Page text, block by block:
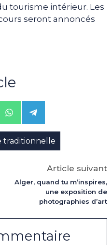
tourisme intérieur. Les
seront annoncés
Share
on
WhatsApp
Share
on
Telegram
traditionnelle
Article suivant
Alger, quand tu m’inspires,
une exposition de
photographies d’art